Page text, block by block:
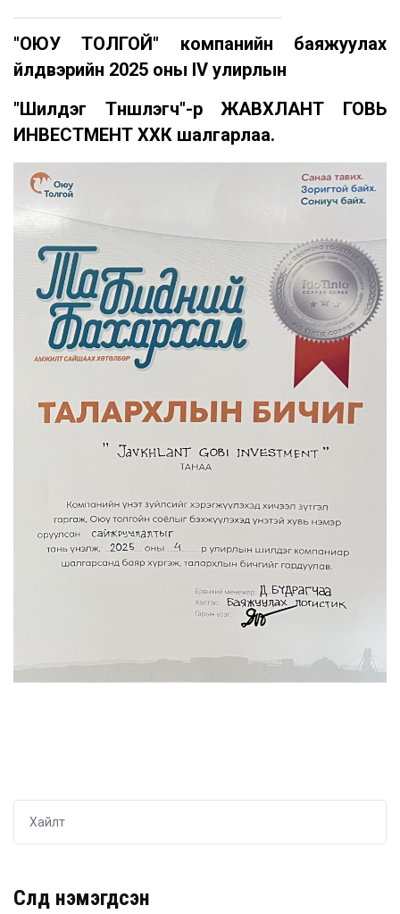
"ОЮУ ТОЛГОЙ" компанийн баяжуулах
үйлдвэрийн 2025 оны IV улирлын
"Шилдэг Түншлэгч"-р ЖАВХЛАНТ ГОВЬ
ИНВЕСТМЕНТ ХХК шалгарлаа.
Сүүлд нэмэгдсэн